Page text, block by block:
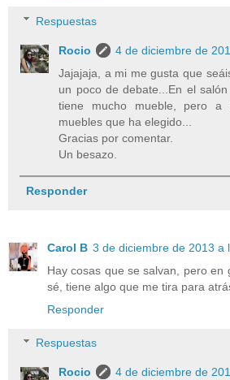
Respuestas
Rocio
4 de diciembre de
Jajajaja, a mi me gusta que
un poco de debate...En el
tiene mucho mueble, pero a
muebles que ha elegido...
Gracias por comentar.
Un besazo.
Responder
Carol B 3 de diciembre de 2013 a
Hay cosas que se salvan, pero en
sé, tiene algo que me tira para
Responder
Respuestas
Rocio
4 de diciembre de